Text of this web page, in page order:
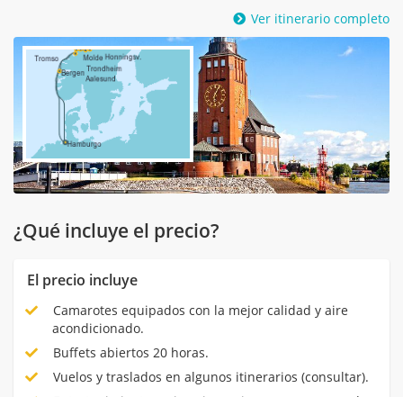
Ver itinerario completo
¿Qué incluye el precio?
El precio incluye
Camarotes equipados con la mejor calidad y aire
acondicionado.
Buffets abiertos 20 horas.
Vuelos y traslados en algunos itinerarios (consultar).